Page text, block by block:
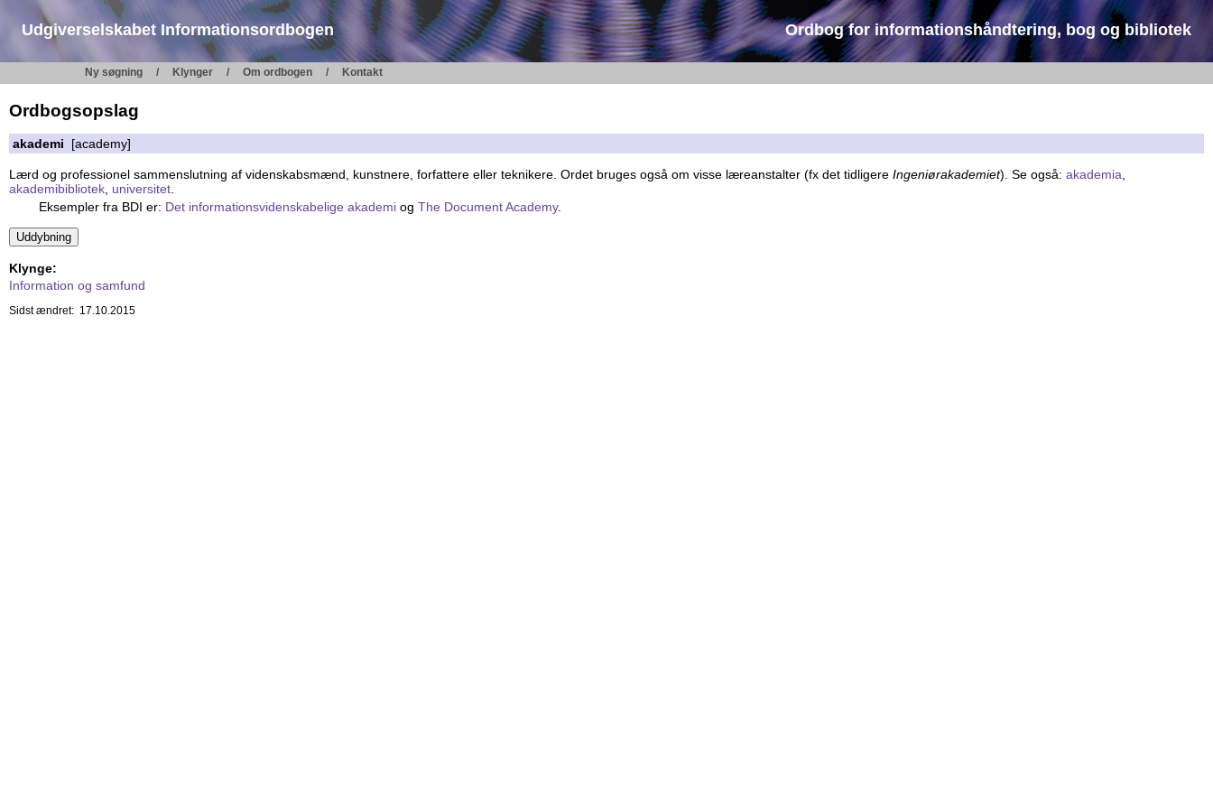
Udgiverselskabet Informationsordbogen Ordbog for informationshåndtering, bog og bibliotek
Ny søgning Klynger Om ordbogen Kontakt
Ordbogsopslag
akademi [academy]
Lærd og professionel sammenslutning af videnskabsmænd, kunstnere, forfattere eller teknikere. Ordet bruges også om visse læreanstalter (fx det tidligere Ingeniørakademiet). Se også: akademia
akademibibliotek universitet
Eksempler fra BDI er: Det informationsvidenskabelige akademiog The Document Academy.
Klynge:
Information og samfund
Sidst ændret: 17.10.2015